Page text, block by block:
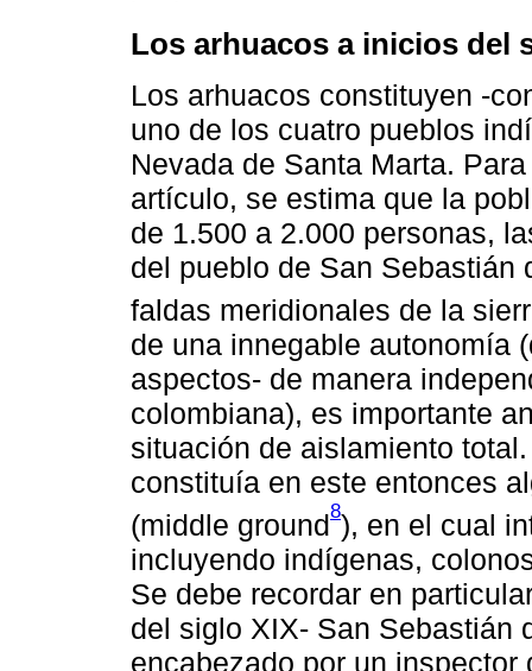
Los arhuacos a inicios del
Los arhuacos constituyen -
uno de los cuatro pueblos
Nevada de Santa Marta.
artículo, se estima que la
de 1.500 a 2.000 personas,
del pueblo de San Sebastián
faldas meridionales de la
de una innegable autonomía
aspectos- de manera
colombiana), es importante
situación de aislamiento
constituía en este entonces
(middle ground8), en el cual
incluyendo indígenas,
Se debe recordar en
del siglo XIX- San Sebastián
encabezado por un